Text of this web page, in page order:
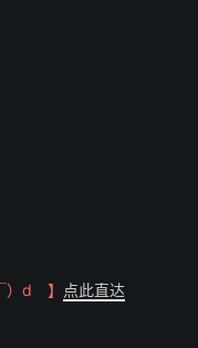
）d 】 点此直达